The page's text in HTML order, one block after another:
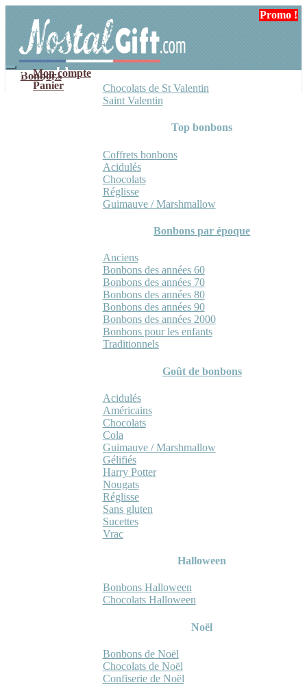
navigation
contenu
Mon compte
Panier
Bonbons
Chocolats de St Valentin
Saint Valentin
Top bonbons
Coffrets bonbons
Acidulés
Chocolats
Réglisse
Guimauve / Marshmallow
Bonbons par époque
Anciens
Bonbons des années 60
Bonbons des années 70
Bonbons des années 80
Bonbons des années 90
Bonbons des années 2000
Bonbons pour les enfants
Traditionnels
Goût de bonbons
Acidulés
Américains
Chocolats
Cola
Guimauve / Marshmallow
Gélifiés
Harry Potter
Nougats
Réglisse
Sans gluten
Sucettes
Vrac
Halloween
Bonbons Halloween
Chocolats Halloween
Noël
Bonbons de Noël
Chocolats de Noël
Confiserie de Noël
Promo !